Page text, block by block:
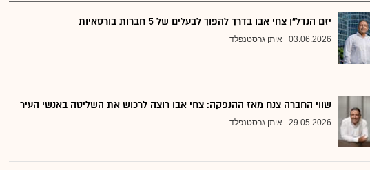
יזם הנדל"ן צחי אבו בדרך להפוך לבעלים של 5 חברות בורסאיות
03.06.2026 איתן גרסטנפלד
שווי החברה צנח מאז ההנפקה: צחי אבו רוצה לרכוש את השליטה באנשי העיר
29.05.2026 איתן גרסטנפלד